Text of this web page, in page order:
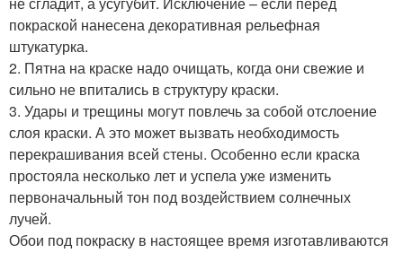
покраской нанесена декоративная рельефная
штукатурка.
2. Пятна на краске надо очищать, когда они свежие и
сильно не впитались в структуру краски.
3. Удары и трещины могут повлечь за собой отслоение
слоя краски. А это может вызвать необходимость
перекрашивания всей стены. Особенно если краска
простояла несколько лет и успела уже изменить
первоначальный тон под воздействием солнечных
лучей.
Обои под покраску в настоящее время изготавливаются